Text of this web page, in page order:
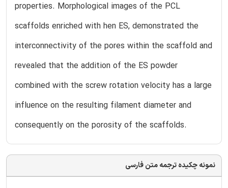
properties. Morphological images of the PCL
scaffolds enriched with hen ES, demonstrated the
interconnectivity of the pores within the scaffold and
revealed that the addition of the ES powder
combined with the screw rotation velocity has a large
influence on the resulting filament diameter and
consequently on the porosity of the scaffolds.
نمونه چکیده ترجمه متن فارسی